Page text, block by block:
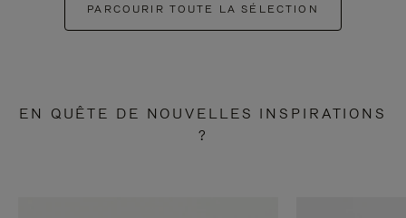
PARCOURIR TOUTE LA SÉLECTION
EN QUÊTE DE NOUVELLES INSPIRATIONS
?